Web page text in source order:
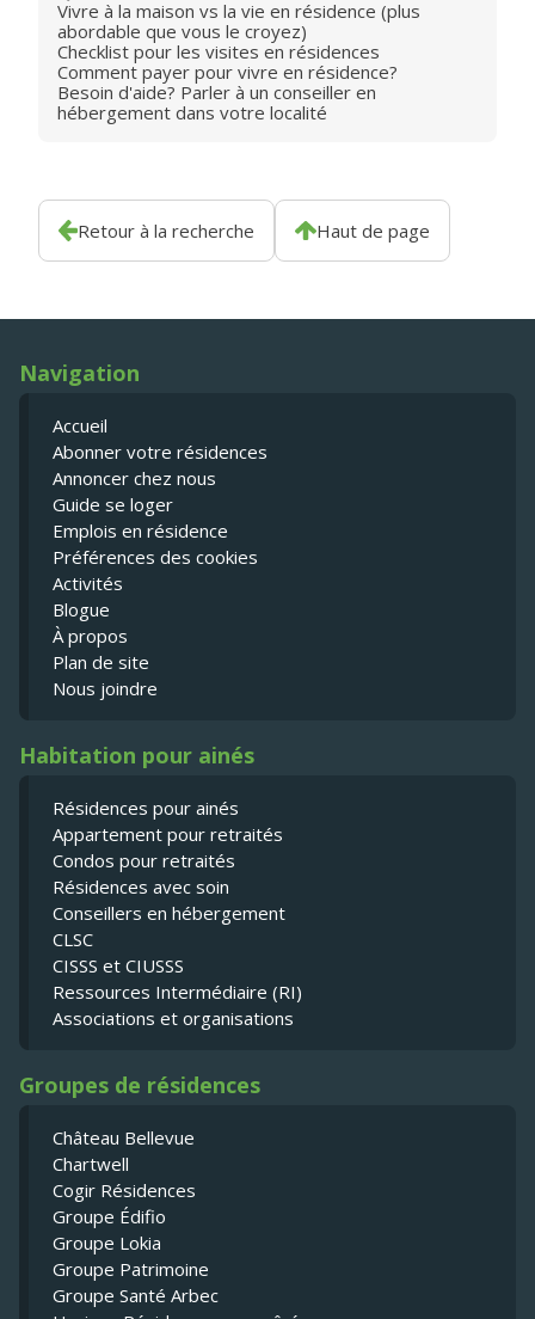
Vivre à la maison vs la vie en résidence (plus
abordable que vous le croyez)
Checklist pour les visites en résidences
Comment payer pour vivre en résidence?
Besoin d'aide? Parler à un conseiller en
hébergement dans votre localité
Retour à la recherche Haut de page
Navigation
Accueil
Abonner votre résidences
Annoncer chez nous
Guide se loger
Emplois en résidence
Préférences des cookies
Activités
Blogue
À propos
Plan de site
Nous joindre
Habitation pour ainés
Résidences pour ainés
Appartement pour retraités
Condos pour retraités
Résidences avec soin
Conseillers en hébergement
CLSC
CISSS et CIUSSS
Ressources Intermédiaire (RI)
Associations et organisations
Groupes de résidences
Château Bellevue
Chartwell
Cogir Résidences
Groupe Édifio
Groupe Lokia
Groupe Patrimoine
Groupe Santé Arbec